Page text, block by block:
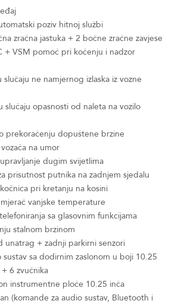
poziv hitnoj službi
zračna jastuka + 2 bočne zračne zavjese
+ VSM pomoć pri kočenju i nadzor
ne namjernog izlaska iz vozne
slučaju opasnosti od naleta na vozilo
prekoračenju dopuštene brzine
na umor
dugim svijetlima
prisutnost putnika na zadnjem sjedalu
pri kretanju na kosini
vanjske temperature
sa glasovnim funkcijama
stalnom brzinom
unatrag + zadnji parkirni senzori
sustav sa dodirnim zaslonom u boji 10.25
6 zvučnika
instrumentne ploče 10.25 inča
(komande za audio sustav, Bluetooth i